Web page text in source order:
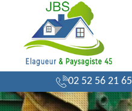
02 52 56 21 65